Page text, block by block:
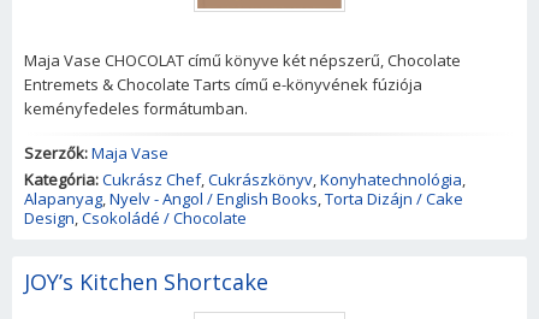
Maja Vase CHOCOLAT című könyve két népszerű, Chocolate
Entremets & Chocolate Tarts című e-könyvének fúziója
keményfedeles formátumban.
Szerzők:Maja Vase
Kategória:Cukrász Chef,Cukrászkönyv,Konyhatechnológia,
Alapanyag,Nyelv - Angol / English Books,Torta Dizájn / Cake
Design,Csokoládé / Chocolate
JOY’s Kitchen Shortcake